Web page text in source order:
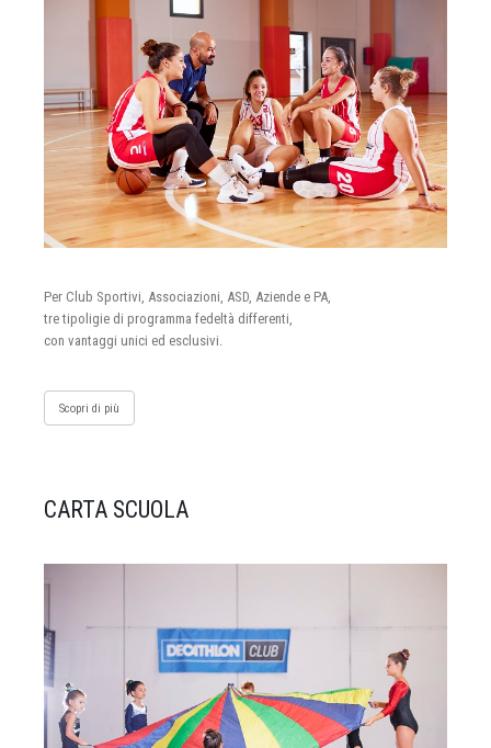
Per Club Sportivi, Associazioni, ASD, Aziende e PA,
tre tipoligie di programma fedeltà differenti,
con vantaggi unici ed esclusivi.
Scopri di più
CARTA SCUOLA